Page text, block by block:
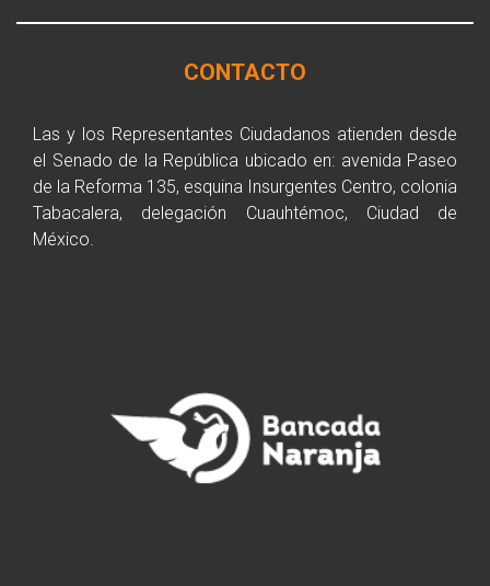
CONTACTO
Las y los Representantes Ciudadanos atienden desde
el Senado de la República ubicado en: avenida Paseo
de la Reforma 135, esquina Insurgentes Centro, colonia
Tabacalera, delegación Cuauhtémoc, Ciudad de
México.